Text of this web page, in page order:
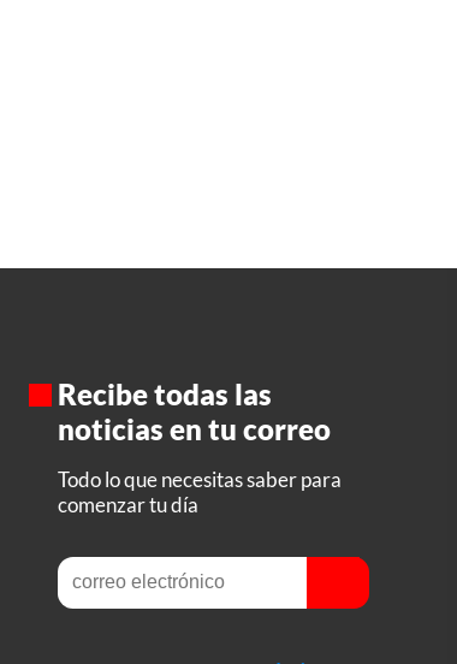
Recibe todas las
noticias en tu correo
Todo lo que necesitas saber para
comenzar tu día